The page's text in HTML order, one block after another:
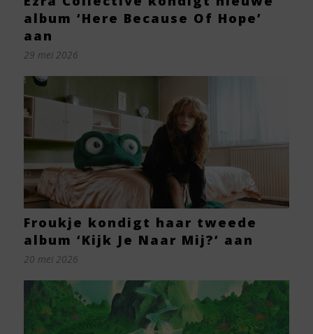
album ‘Here Because Of Hope’
aan
29 mei 2026
Froukje kondigt haar tweede
album ‘Kijk Je Naar Mij?’ aan
20 mei 2026